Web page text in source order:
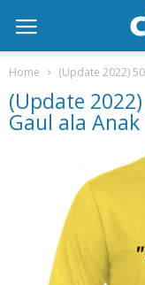
Home (Update 2022)
(Update
Gaul ala